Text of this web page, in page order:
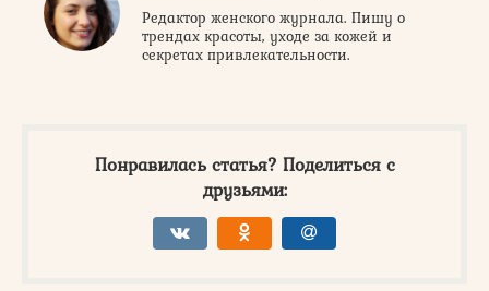
Редактор женского журнала. Пишу о
трендах красоты, уходе за кожей и
секретах привлекательности.
Понравилась статья? Поделиться с
друзьями: